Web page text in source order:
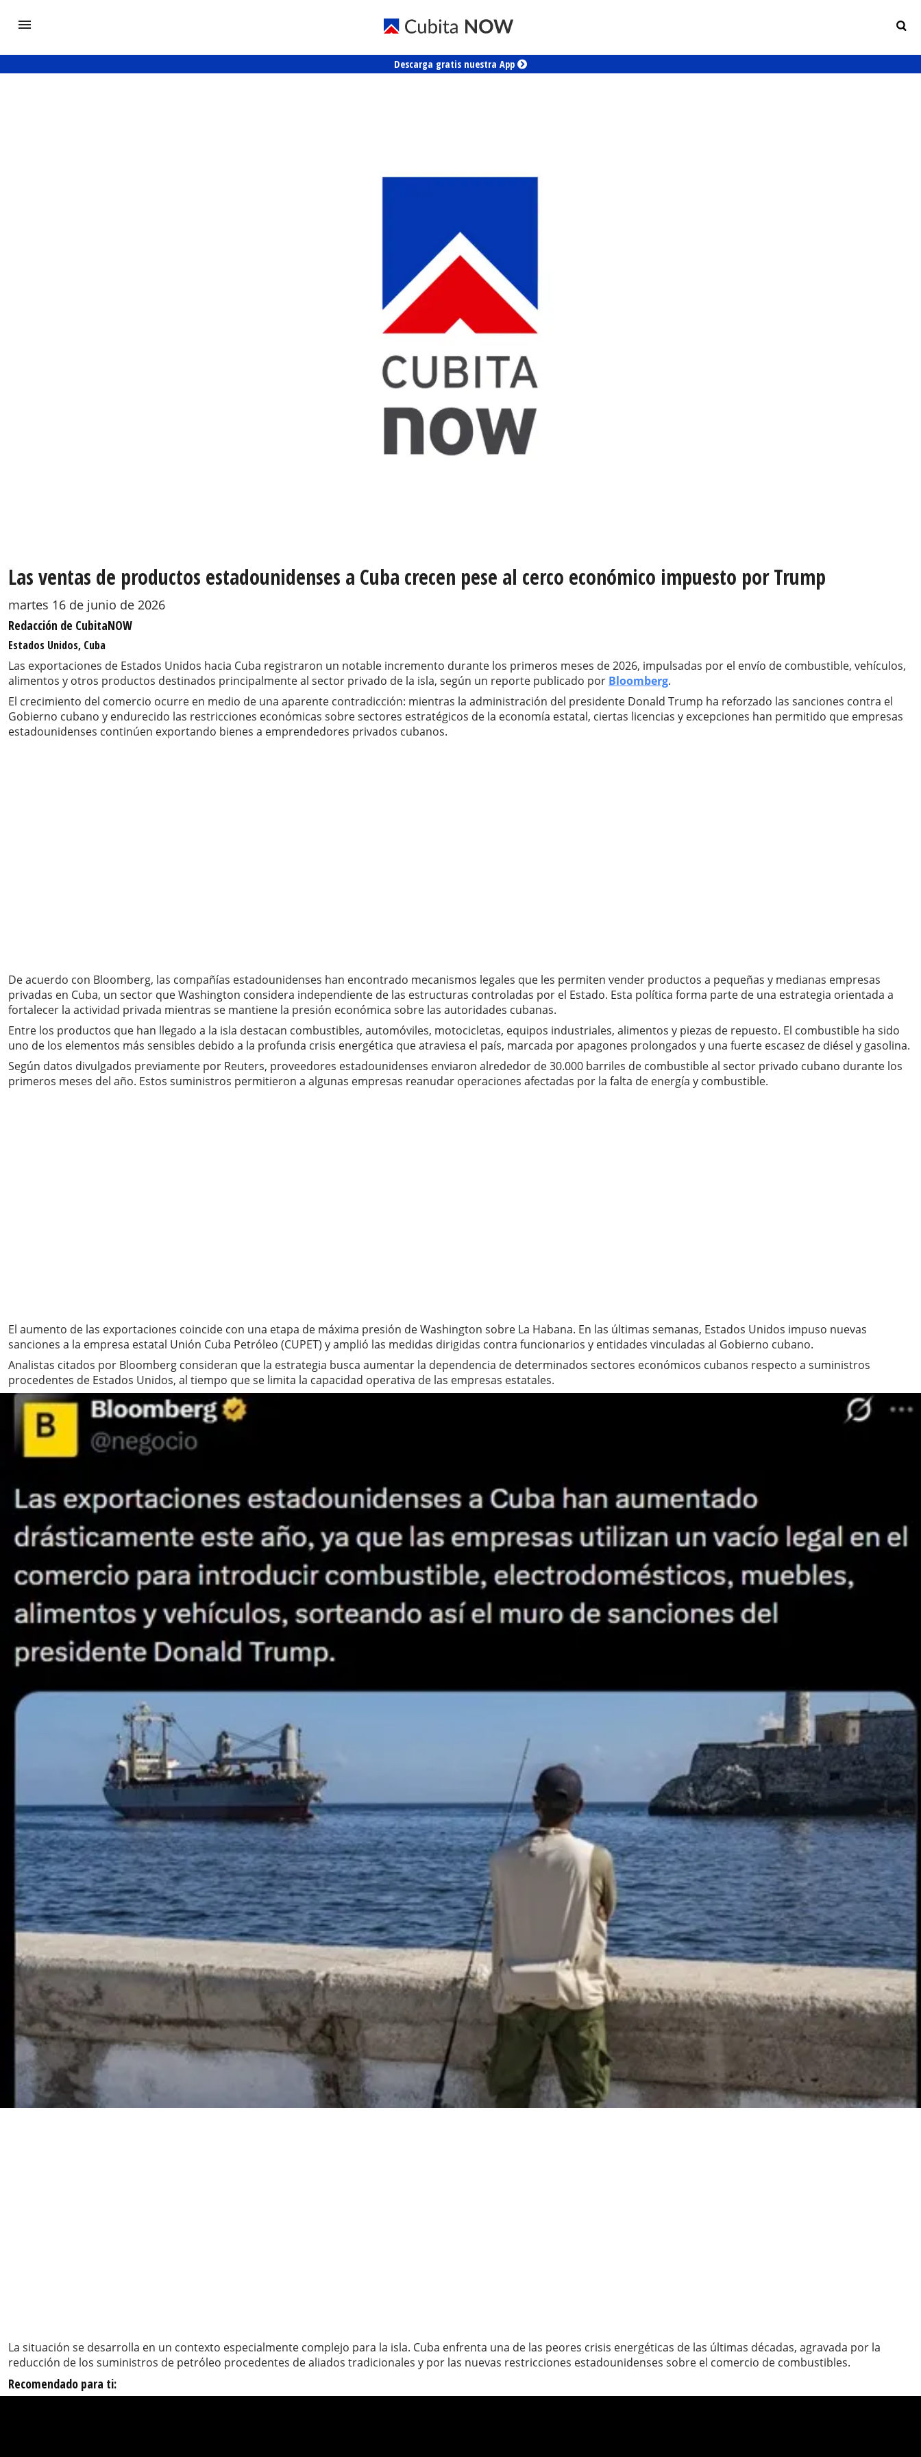
Descarga gratis nuestra App
Las ventas de productos estadounidenses a Cuba crecen pese al cerco económico impuesto por Trump
martes 16 de junio de 2026
Redacción de CubitaNOW
Estados Unidos, Cuba
Las exportaciones de Estados Unidos hacia Cuba registraron un notable incremento durante los primeros meses de 2026, impulsadas por el envío de combustible, vehículos,
alimentos y otros productos destinados principalmente al sector privado de la isla, según un reporte publicado por Bloomberg.
El crecimiento del comercio ocurre en medio de una aparente contradicción: mientras la administración del presidente Donald Trump ha reforzado las sanciones contra el
Gobierno cubano y endurecido las restricciones económicas sobre sectores estratégicos de la economía estatal, ciertas licencias y excepciones han permitido que empresas
estadounidenses continúen exportando bienes a emprendedores privados cubanos.
De acuerdo con Bloomberg, las compañías estadounidenses han encontrado mecanismos legales que les permiten vender productos a pequeñas y medianas empresas
privadas en Cuba, un sector que Washington considera independiente de las estructuras controladas por el Estado. Esta política forma parte de una estrategia orientada a
fortalecer la actividad privada mientras se mantiene la presión económica sobre las autoridades cubanas.
Entre los productos que han llegado a la isla destacan combustibles, automóviles, motocicletas, equipos industriales, alimentos y piezas de repuesto. El combustible ha sido
uno de los elementos más sensibles debido a la profunda crisis energética que atraviesa el país, marcada por apagones prolongados y una fuerte escasez de diésel y gasolina.
Según datos divulgados previamente por Reuters, proveedores estadounidenses enviaron alrededor de 30.000 barriles de combustible al sector privado cubano durante los
primeros meses del año. Estos suministros permitieron a algunas empresas reanudar operaciones afectadas por la falta de energía y combustible.
El aumento de las exportaciones coincide con una etapa de máxima presión de Washington sobre La Habana. En las últimas semanas, Estados Unidos impuso nuevas
sanciones a la empresa estatal Unión Cuba Petróleo (CUPET) y amplió las medidas dirigidas contra funcionarios y entidades vinculadas al Gobierno cubano.
Analistas citados por Bloomberg consideran que la estrategia busca aumentar la dependencia de determinados sectores económicos cubanos respecto a suministros
procedentes de Estados Unidos, al tiempo que se limita la capacidad operativa de las empresas estatales.
La situación se desarrolla en un contexto especialmente complejo para la isla. Cuba enfrenta una de las peores crisis energéticas de las últimas décadas, agravada por la
reducción de los suministros de petróleo procedentes de aliados tradicionales y por las nuevas restricciones estadounidenses sobre el comercio de combustibles.
Recomendado para ti: